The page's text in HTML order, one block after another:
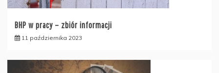
BHP w pracy – zbiór informacji
11 października 2023